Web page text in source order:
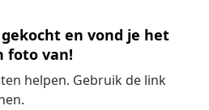
en vond je het
foto van!
helpen. Gebruik de link